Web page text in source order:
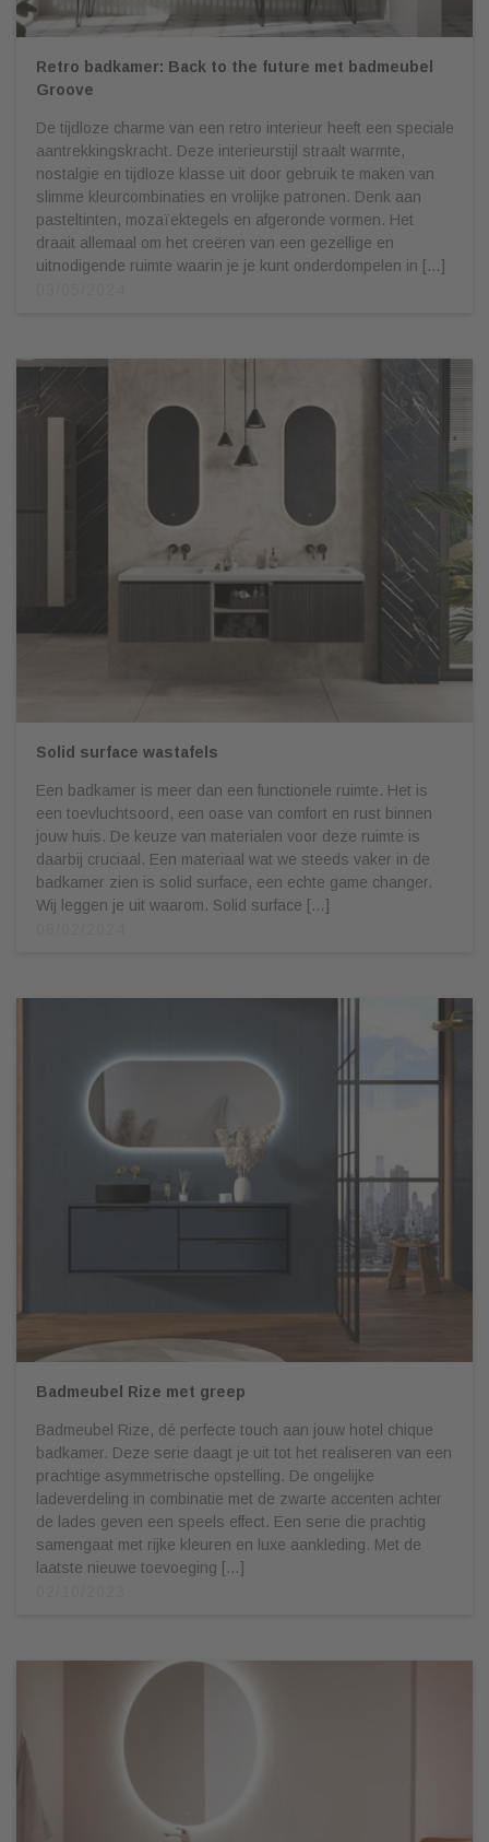
Retro badkamer: Back to the future met badmeubel
Groove
De tijdloze charme van een retro interieur heeft een speciale
aantrekkingskracht. Deze interieurstijl straalt warmte,
nostalgie en tijdloze klasse uit door gebruik te maken van
slimme kleurcombinaties en vrolijke patronen. Denk aan
pasteltinten, mozaïektegels en afgeronde vormen. Het
draait allemaal om het creëren van een gezellige en
uitnodigende ruimte waarin je je kunt onderdompelen in […]
Solid surface wastafels
Een badkamer is meer dan een functionele ruimte. Het is
een toevluchtsoord, een oase van comfort en rust binnen
jouw huis. De keuze van materialen voor deze ruimte is
daarbij cruciaal. Een materiaal wat we steeds vaker in de
badkamer zien is solid surface, een echte game changer.
Wij leggen je uit waarom. Solid surface […]
Badmeubel Rize met greep
Badmeubel Rize, dé perfecte touch aan jouw hotel chique
badkamer. Deze serie daagt je uit tot het realiseren van een
prachtige asymmetrische opstelling. De ongelijke
ladeverdeling in combinatie met de zwarte accenten achter
de lades geven een speels effect. Een serie die prachtig
samengaat met rijke kleuren en luxe aankleding. Met de
laatste nieuwe toevoeging […]